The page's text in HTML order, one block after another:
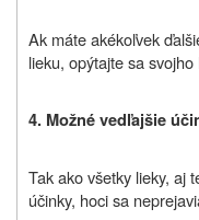
Ak máte akékoľvek
lieku, opýtajte sa
4. Možné vedľajšie
Tak ako všetky lieky, aj
účinky, hoci sa